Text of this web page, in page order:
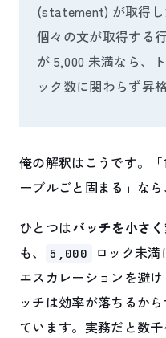
(statement) が取得し
個々の文が取得する
が 5,000 未満なら、
ック数に関わらず昇
俺の解釈はこうです。
ーブルごと固まる」なら
ひとつはバッチを小さ
も、
5,000
ロック未
エスカレーションを避
ッチは効率が落ちるか
ています。実務だと数